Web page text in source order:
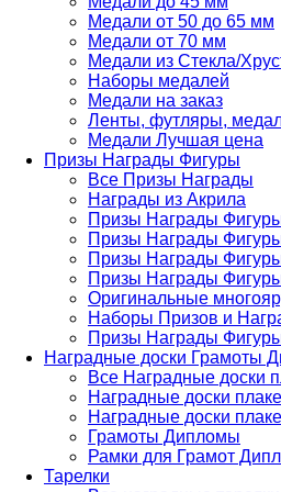
Медали от 50 до 65 мм
Медали от 70 мм
Медали из Стекла/
Наборы медалей
Медали на заказ
Ленты, футляры,
Медали Лучшая цена
Призы Награды Фигуры
Все Призы Награды
Награды из Акрила
Призы Награды
Призы Награды
Призы Награды
Призы Награды
Оригинальные
Наборы Призов и
Призы Награды
Наградные доски Грамоты
Все Наградные доски
Наградные доски
Наградные доски
Грамоты Дипломы
Рамки для Грамот
Тарелки